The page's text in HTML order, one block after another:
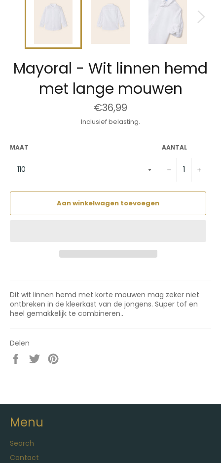
Mayoral - Wit linnen hemd
met lange mouwen
Normale
prijs
€36,99
Inclusief belasting.
MAAT AANTAL
− +
Aan winkelwagen toevoegen
Dit wit linnen hemd met korte mouwen mag zeker niet
ontbreken in de kleerkast van de jongens. Super tof en
heel gemakkelijk te combineren..
Delen
Delen
op
Twitteren
op
Menu
Search
Contact